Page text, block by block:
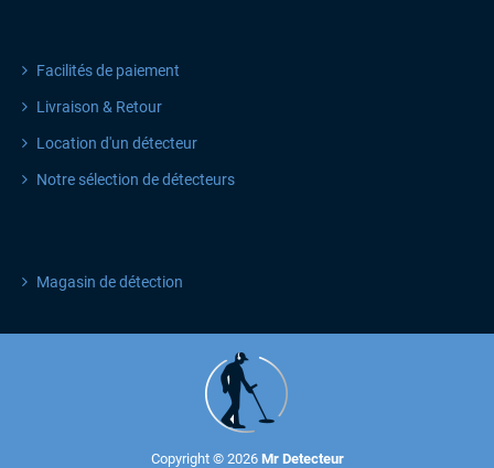
Facilités de paiement
Livraison & Retour
Location d'un détecteur
Notre sélection de détecteurs
Magasin de détection
Copyright © 2026 Mr Detecteur